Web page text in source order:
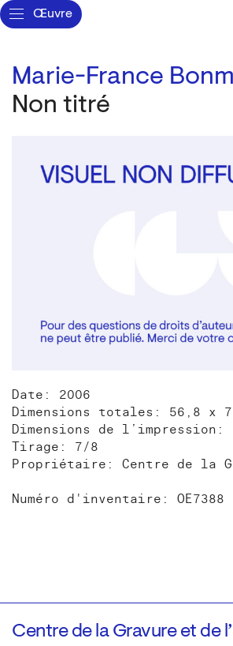
Œuvre
Marie-France
Non titré
Date: 2006
Dimensions totales: 56,8 x
Dimensions de l’impression:
Tirage: 7/8
Propriétaire: Centre de la
Numéro d'inventaire: OE7388
Centre de la Gravure et de